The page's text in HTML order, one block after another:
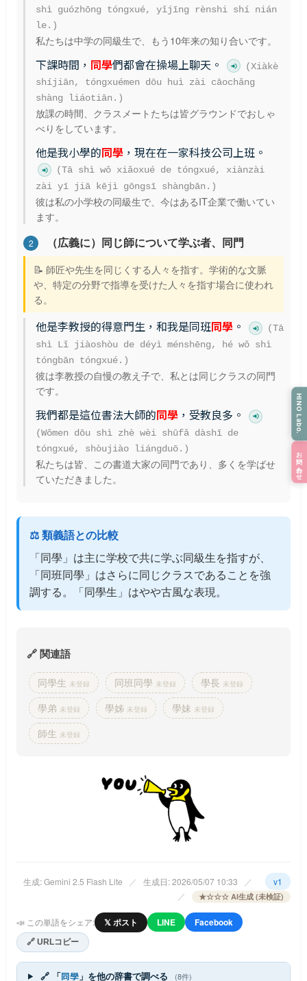
shì guózhōng tóngxué, yǐjīng rènshi shí nián
le.)
私たちは中学の同級生で、もう10年来の知り合いです。
下課時間， 同學們都會在操場上聊天。
(Xiàkè
shíjiān, tóngxuémen dōu huì zài cāochǎng
shàng liáotiān.)
放課の時間、クラスメートたちは皆グラウンドでおしゃ
べりをしています。
他是我小學的同學 ，現在在一家科技公司上班。
(Tā shì wǒ xiǎoxué de tóngxué, xiànzài
zài yī jiā kējì gōngsī shàngbān.)
彼は私の小学校の同級生で、今はあるIT企業で働いてい
ます。
2 （広義に）同じ師について学ぶ者、同門
📝 師匠や先生を同じくする人々を指す。学術的な文脈
や、特定の分野で指導を受けた人々を指す場合に使われ
る。
他是李教授的得意門生，和我是同班同學 。
(Tā
shì Lǐ jiàoshòu de déyì ménshēng, hé wǒ shì
tóngbān tóngxué.)
彼は李教授の自慢の教え子で、私とは同じクラスの同門
です。
我們都是這位書法大師的同學 ，受教良多。
(Wǒmen dōu shì zhè wèi shūfǎ dàshī de
tóngxué, shòujiào liángduō.)
私たちは皆、この書道大家の同門であり、多くを学ばせ
ていただきました。
⚖️ 類義語との比較
「同學」は主に学校で共に学ぶ同級生を指すが、
「同班同學」はさらに同じクラスであることを強
調する。「同學生」はやや古風な表現。
🔗 関連語
同學生 未登録 同班同學 未登録 學長 未登録
學弟 未登録 學姊 未登録 學妹 未登録
師生 未登録
生成: Gemini 2.5 Flash Lite ／ 生成日: 2026/05/07 10:33 ／
v1
／
★☆☆☆ AI生成 (未検証)
📣 この単語をシェア: 𝕏 ポスト LINE Facebook
🔗 URLコピー
🔗 「同學」を他の辞書で調べる (8件)
HINO Labo.
お問い合わせ